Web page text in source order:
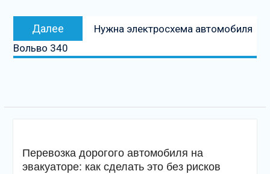
Далее
Следующая
запись
Нужна электросхема автомобиля
Вольво 340
Перевозка дорогого автомобиля на
эвакуаторе: как сделать это без рисков